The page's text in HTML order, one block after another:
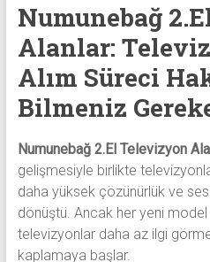
hemen
bize
satarak
nakit
ödeme
TV
alanlar
adresten
alım
yapıyor
Numunebağ
Alanlar:
Alım Süreci
Bilmeniz
Numunebağ 2.El Televizyon
gelişmesiyle birlikte
daha yüksek çözünürlük ve
dönüştü. Ancak her yeni model
televizyonlar daha az ilgi
kaplamaya başlar.